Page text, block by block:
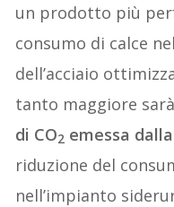
un prodotto più
consumo di calce
dell’acciaio
tanto maggiore
di CO2 emessa
riduzione del
nell’impianto